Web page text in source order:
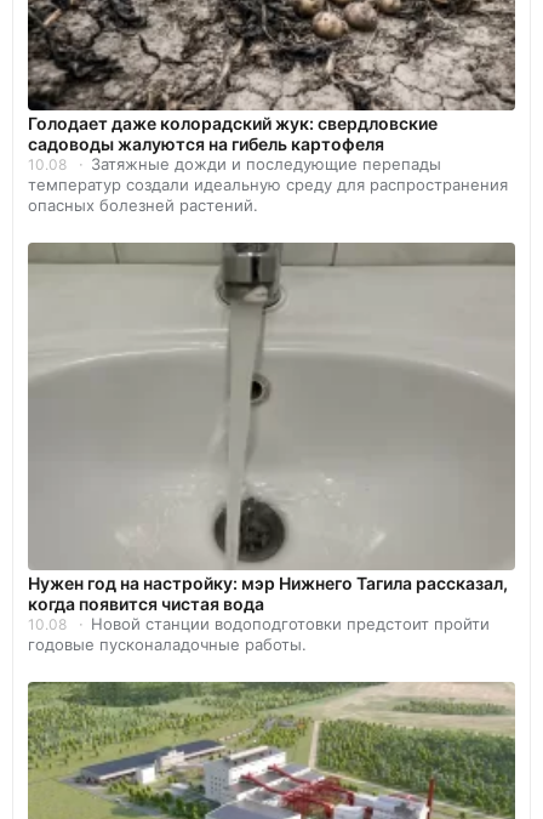
Голодает даже колорадский жук: свердловские
садоводы жалуются на гибель картофеля
10.08
Затяжные дожди и последующие перепады
температур создали идеальную среду для распространения
опасных болезней растений.
Нужен год на настройку: мэр Нижнего Тагила рассказал,
когда появится чистая вода
10.08
Новой станции водоподготовки предстоит пройти
годовые пусконаладочные работы.